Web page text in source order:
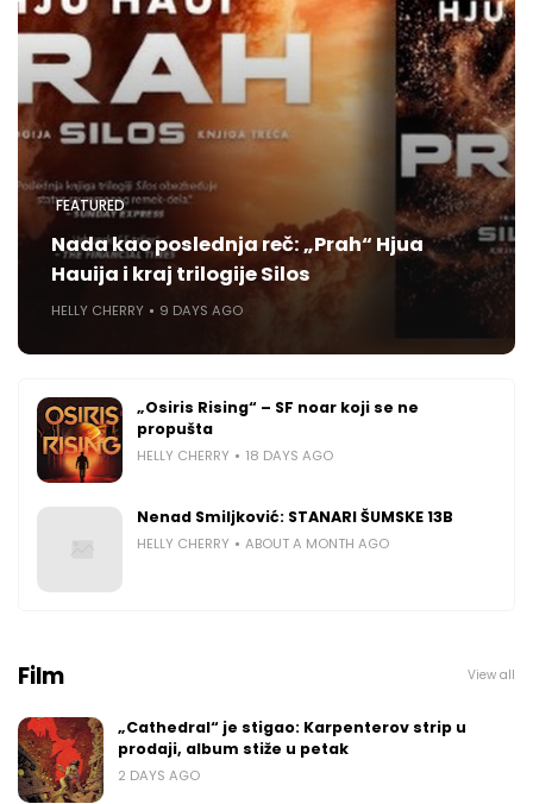
FEATURED
Nada kao poslednja reč: „Prah“ Hjua
Hauija i kraj trilogije Silos
HELLY CHERRY 9 DAYS AGO
„Osiris Rising“ – SF noar koji se ne
propušta
HELLY CHERRY 18 DAYS AGO
Nenad Smiljković: STANARI ŠUMSKE 13B
HELLY CHERRY ABOUT A MONTH AGO
Film View all
„Cathedral“ je stigao: Karpenterov strip u
prodaji, album stiže u petak
2 DAYS AGO